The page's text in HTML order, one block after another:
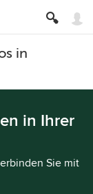
in
in Ihrer
Sie mit